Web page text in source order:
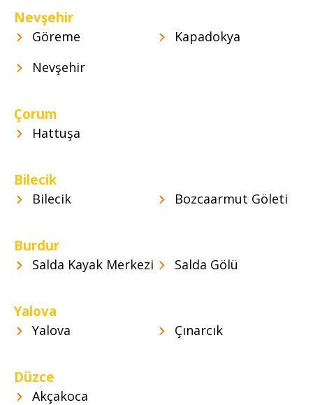
Nevşehir
Göreme
Kapadokya
Nevşehir
Çorum
Hattuşa
Bilecik
Bilecik Bozcaarmut Göleti
Burdur
Salda Kayak Merkezi Salda Gölü
Yalova
Yalova Çınarcık
Düzce
Akçakoca